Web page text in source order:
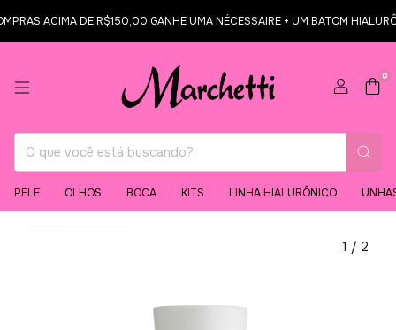
ACIMA DE R$150,00 GANHE UMA NÉCESSAIRE + UM BATOM
0
PELE OLHOS BOCA KITS LINHA HIALURÔNICO
1 / 2